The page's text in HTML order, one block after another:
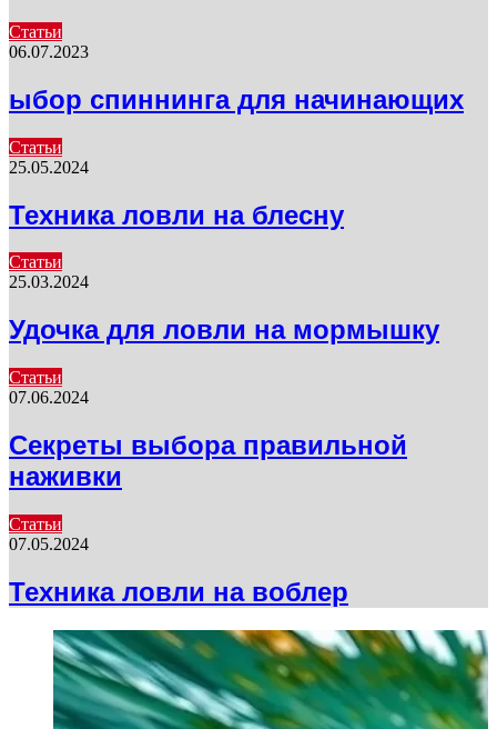
Статьи
06.07.2023
ыбор спиннинга для начинающих
Статьи
25.05.2024
Техника ловли на блесну
Статьи
25.03.2024
Удочка для ловли на мормышку
Статьи
07.06.2024
Секреты выбора правильной
наживки
Статьи
07.05.2024
Техника ловли на воблер